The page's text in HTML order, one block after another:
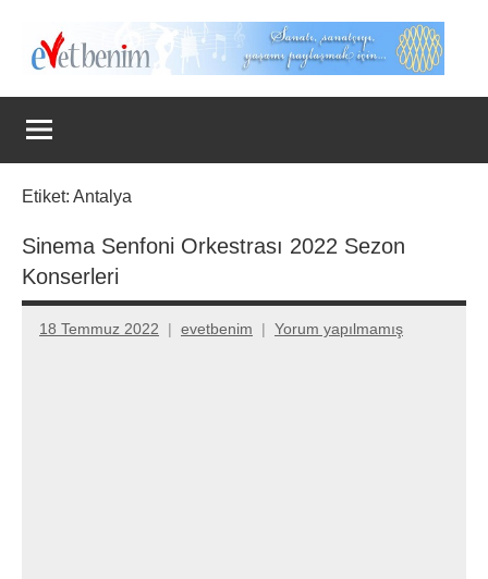
Evet
Benim
Etiket: Antalya
Sinema Senfoni Orkestrası 2022 Sezon
Konserleri
18 Temmuz 2022 evetbenim Yorum yapılmamış